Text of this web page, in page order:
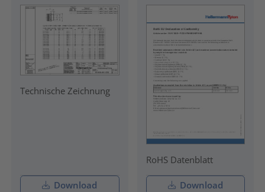
Technische Zeichnung
Download
RoHS Datenblatt
Download